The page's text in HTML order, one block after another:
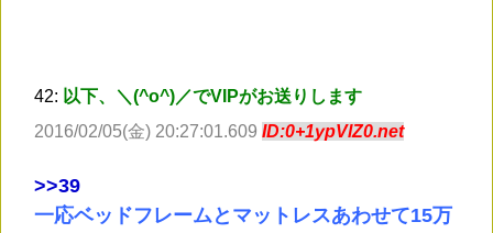
42: 以下、＼(^o^)／でVIPがお送りします
2016/02/05(金) 20:27:01.609 ID:0+1ypVlZ0.net
>>39
一応ベッドフレームとマットレスあわせて15万